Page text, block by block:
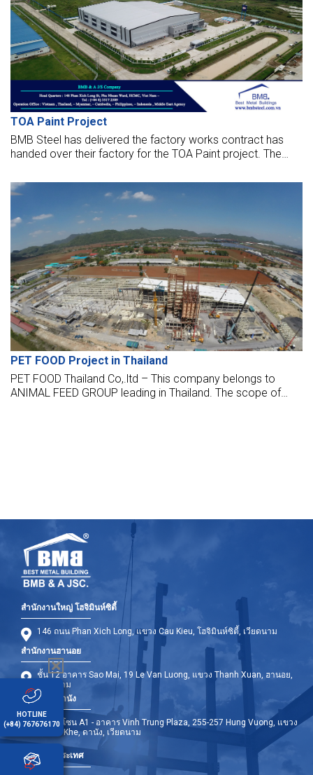
TOA Paint Project
BMB Steel has delivered the factory works contract has
handed over their factory for the TOA Paint project. The
PET FOOD Project in Thailand
PET FOOD Thailand Co,.ltd – This company belongs to
ANIMAL FEED GROUP leading in Thailand. The scope of
สำนักงานใหญ่ โฮจิมินห์ซิตี้
146 ถนน Phan Xich Long, แขวง Cau Kieu, โฮจิมินห์ซิตี้, เวียดนาม
สำนักงานฮานอย
ชั้น 12 อาคาร Sao Mai, 19 Le Van Luong, แขวง Thanh Xuan, ฮานอย,
เวียดนาม
สำนักงานดานัง
ชั้น 9 - โซน A1 - อาคาร Vinh Trung Plaza, 255-257 Hung Vuong, แขวง
Thanh Khe, ดานัง, เวียดนาม
สาขาต่างประเทศ
HOTLINE
(+84) 767676170